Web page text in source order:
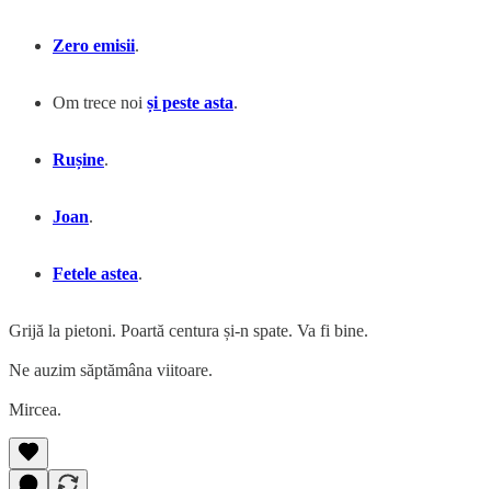
Zero emisii.
Om trece noi și peste asta.
Rușine.
Joan.
Fetele astea.
Grijă la pietoni. Poartă centura și-n spate. Va fi bine.
Ne auzim săptămâna viitoare.
Mircea.